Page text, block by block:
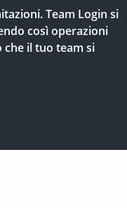
Team Login si
così operazioni
il tuo team si